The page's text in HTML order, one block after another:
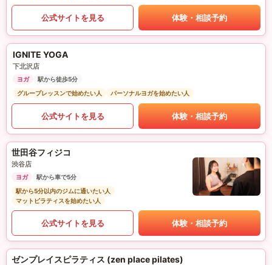
公式サイトを見る 体験・相談予約
IGNITE YOGA
下北沢店
ヨガ
駅から徒歩5分
グループレッスンで始めたい人
パーソナルヨガを始めたい人
公式サイトを見る 体験・相談予約
世田谷フィジコ
渋谷店
ヨガ
駅から車で5分
駅から5分以内のジムに通いたい人
マットピラティスを始めたい人
公式サイトを見る 体験・相談予約
ゼンプレイスピラティス (zen place pilates)